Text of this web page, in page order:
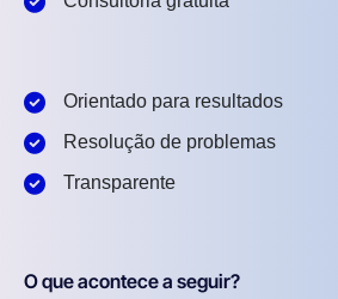
Orientado para resultados
Resolução de problemas
Transparente
O que acontece a seguir?